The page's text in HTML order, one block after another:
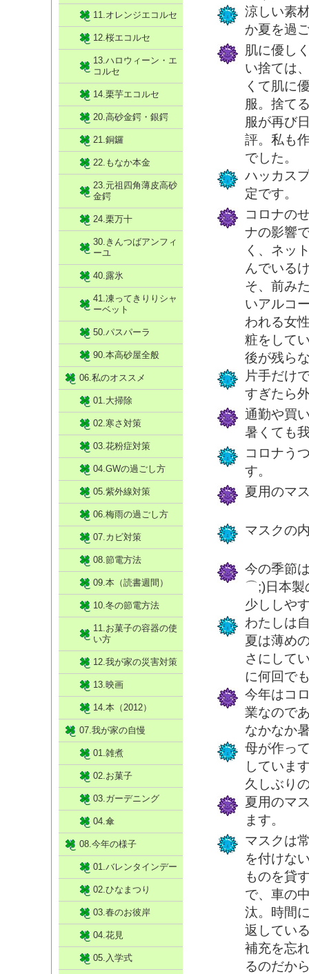
涼しい素
か夏を過
肌に優し
い捨ては
くて肌に
服。捨て
服が再び
評。私も
でした。
ハッカス
定です。
コロナの
ナの影響
く、ネッ
んでいる
そ、前み
いアルコ
われる女
粧をして
後が残ら
片手だけ
すぎたら
通勤や買
暑くても
コロナう
す。
夏用のマ
マスクの
今の季節
⌒;)日本製
少ししや
わたしは
夏は薄め
さにして
に何回で
今年はコ
業なので
なかなか
母が作っ
していま
久しぶり
夏用のマ
ます。
マスクは
を付けな
ものを貸
で、車の
汰。時間
返してい
補充を忘
るのだか
11.オレンジエコルセ
12.桜エコルセ
13.ハロウィーン・エ
コルセ
14.栗芋エコルセ
20.高砂金鍔・銀鍔
21.銅鑼
22.もなか本金
23.元祖四角薄皮高砂
金鍔
24.栗万十
30.きんつばアンフィ
ーユ
40.露氷
41.凍ってきりりシャ
ーベット
50.パスパーラ
90.本高砂屋全般
06.私のオススメ
01.大掃除
02.寒さ対策
03.花粉症対策
04.GWの過ごし方
05.紫外線対策
06.梅雨の過ごし方
07.カビ対策
08.節電方法
09.本（読書週間）
10.冬の節電方法
11.お菓子の容器の使
い方
12.我が家の災害対策
13.映画
14.本（2012）
07.我が家の自慢
01.雑煮
02.お菓子
03.ガーデニング
04.傘
08.今年の様子
01.バレンタインデー
02.ひなまつり
03.春のお彼岸
04.花見
05.入学式